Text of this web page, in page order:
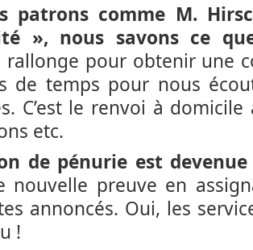
patrons comme M.
», nous savons ce
rallonge pour obtenir une
de temps pour nous
C’est le renvoi à
etc.
de pénurie est
nouvelle preuve en
annoncés. Oui, les
!